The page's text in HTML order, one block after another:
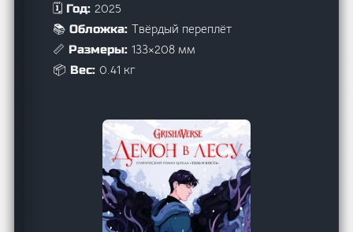
🗓️ Год:2025
📚 Обложка:Твёрдый переплёт
📏 Размеры:133×208 мм
📦 Вес:0.41 кг